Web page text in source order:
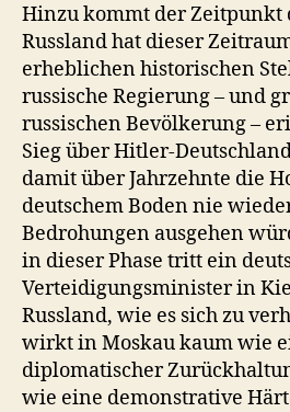
Hinzu kommt der Zeitpunkt
Russland hat dieser
erheblichen historischen
russische Regierung – und
russischen Bevölkerung –
Sieg über
damit über Jahrzehnte die
deutschem Boden nie
Bedrohungen ausgehen
in dieser Phase tritt ein
Verteidigungsminister in
Russland, wie es sich zu
wirkt in Moskau kaum wie
diplomatischer
wie eine demonstrative